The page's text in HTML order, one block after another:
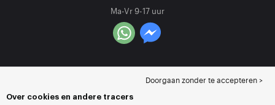
Ma-Vr 9-17 uur
Doorgaan zonder te accepteren >
Over cookies en andere tracers